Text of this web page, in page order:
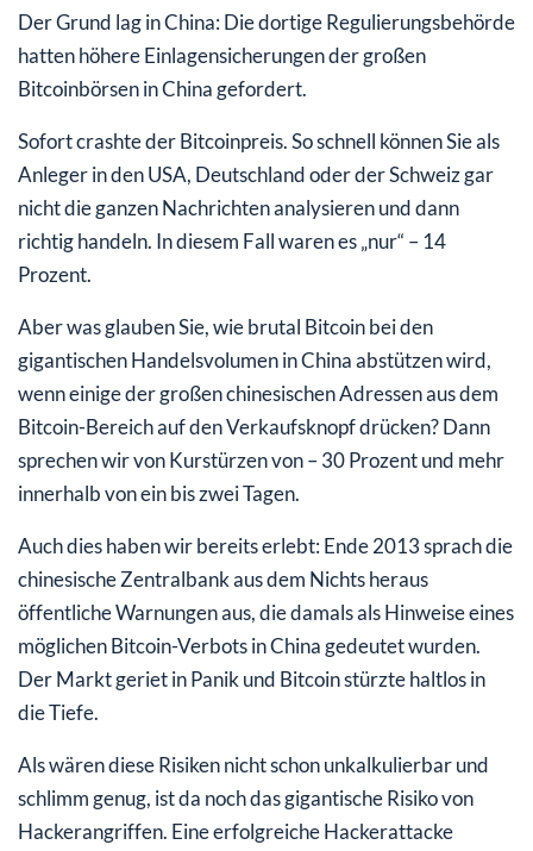
Der Grund lag in China: Die dortige Regulierungsbehörde
hatten höhere Einlagensicherungen der großen
Bitcoinbörsen in China gefordert.
Sofort crashte der Bitcoinpreis. So schnell können Sie als
Anleger in den USA, Deutschland oder der Schweiz gar
nicht die ganzen Nachrichten analysieren und dann
richtig handeln. In diesem Fall waren es „nur“ – 14
Prozent.
Aber was glauben Sie, wie brutal Bitcoin bei den
gigantischen Handelsvolumen in China abstützen wird,
wenn einige der großen chinesischen Adressen aus dem
Bitcoin-Bereich auf den Verkaufsknopf drücken? Dann
sprechen wir von Kurstürzen von – 30 Prozent und mehr
innerhalb von ein bis zwei Tagen.
Auch dies haben wir bereits erlebt: Ende 2013 sprach die
chinesische Zentralbank aus dem Nichts heraus
öffentliche Warnungen aus, die damals als Hinweise eines
möglichen Bitcoin-Verbots in China gedeutet wurden.
Der Markt geriet in Panik und Bitcoin stürzte haltlos in
die Tiefe.
Als wären diese Risiken nicht schon unkalkulierbar und
schlimm genug, ist da noch das gigantische Risiko von
Hackerangriffen. Eine erfolgreiche Hackerattacke